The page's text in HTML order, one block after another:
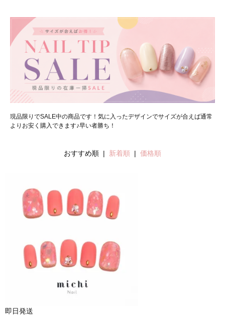
現品限りでSALE中の商品です！気に入ったデザインでサイズが合えば通常
よりお安く購入できます♪早い者勝ち！
おすすめ順 | 新着順 | 価格順
即日発送